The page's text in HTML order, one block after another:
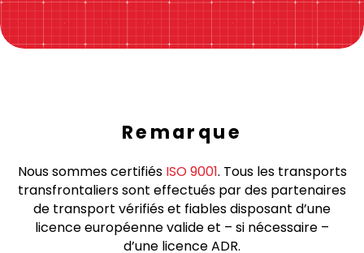
Remarque
Nous sommes certifiés ISO 9001. Tous les transports
transfrontaliers sont effectués par des partenaires
de transport vérifiés et fiables disposant d’une
licence européenne valide et – si nécessaire –
d’une licence ADR.